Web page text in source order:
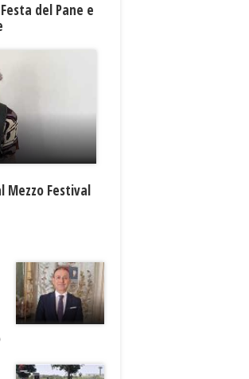
del Pane e
Mezzo Festival